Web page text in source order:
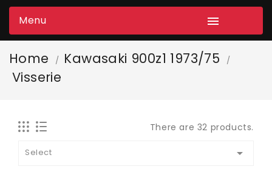

Menu
Home
Kawasaki 900z1 1973/75
Visserie
There are 32 products.
Select 